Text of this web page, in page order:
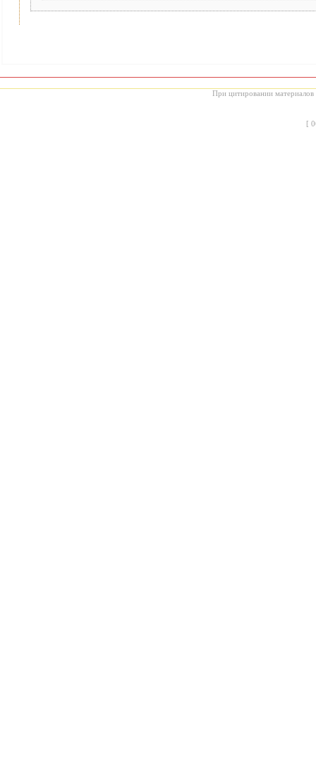
При цитировании материалов
[